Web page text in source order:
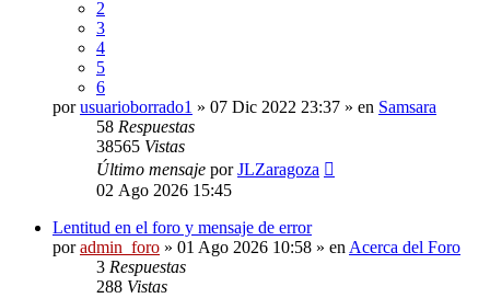
2
3
4
5
6
porusuarioborrado1 » 07 Dic 2022 23:37 » en Samsara
58 Respuestas
38565 Vistas
Último mensaje porJLZaragoza
02 Ago 2026 15:45
Lentitud en el foro y mensaje de error
poradmin_foro » 01 Ago 2026 10:58 » en Acerca del Foro
3 Respuestas
288 Vistas